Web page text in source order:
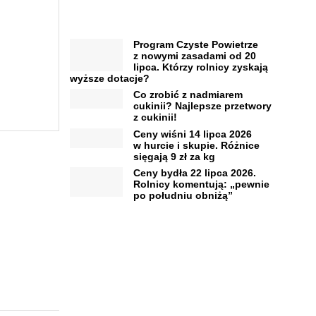
Program Czyste Powietrze
z nowymi zasadami od 20
lipca. Którzy rolnicy zyskają
wyższe dotacje?
Co zrobić z nadmiarem
cukinii? Najlepsze przetwory
z cukinii!
Ceny wiśni 14 lipca 2026
w hurcie i skupie. Różnice
sięgają 9 zł za kg
Ceny bydła 22 lipca 2026.
Rolnicy komentują: „pewnie
po południu obniżą”